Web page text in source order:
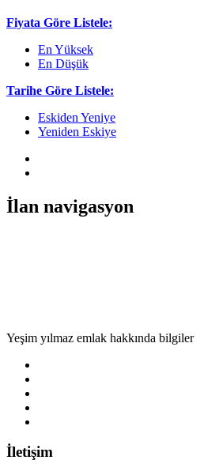
Fiyata Göre Listele:
En Yüksek
En Düşük
Tarihe Göre Listele:
Eskiden Yeniye
Yeniden Eskiye
İlan navigasyon
Yeşim yılmaz emlak hakkında bilgiler
İletişim